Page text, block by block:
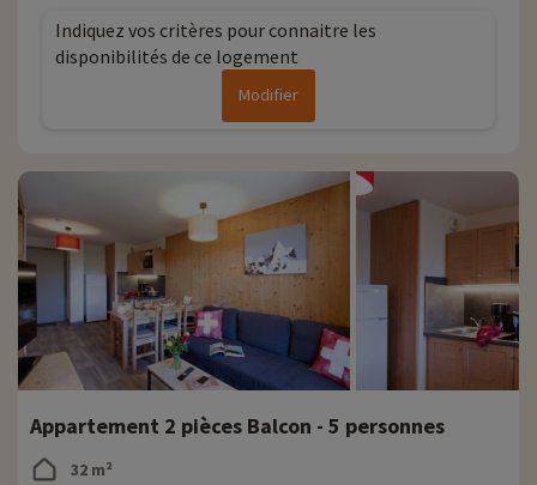
Le restaurant
Pour vous retrouver en famille autour d'un bon repas vous pourrez
vous rendre au restaurant Le Barok qui propose de délicieuses
Découvrez la région et activités famille
Saint Sorlin d'Arves vous accueille dans une ambiance chaleureuse
afin de réchauffer vos soirées d'hiver. La station de ski est située à
1600 m d'altitude, au pied du Col de la Croix de Fer et du Glacier de
l’Etendard en Savoie. De nombreuses activités pour toute la famille
vous sont proposées. En hiver profitez du ski bien sûr mais aussi d'un
espace ludique, d'une piste de luge… En été le village propose
randonnées, VTT, quad, parapente, tir à l’arc, tennis, balade avec des
activités famille à proximité de nos hébergements : zoo, aquarium...Si
Indiquez vos critères pour connaitre les
disponibilités de ce logement
Modifier
Appartement 2 pièces Balcon - 5 personnes
32 m²